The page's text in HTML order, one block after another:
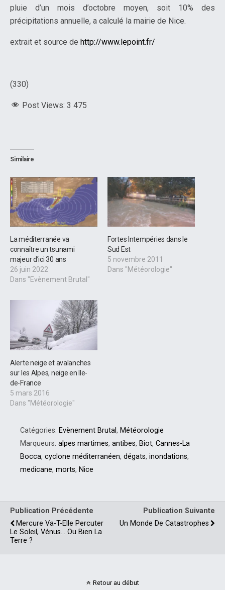
pluie d’un mois d’octobre moyen, soit 10% des
précipitations annuelle, a calculé la mairie de Nice.
extrait et source de http://www.lepoint.fr/
(330)
Post Views: 3 475
Similaire
La méditerranée va
connaître un tsunami
majeur d’ici 30 ans
26 juin 2022
Dans "Evènement Brutal"
Fortes Intempéries dans le
Sud Est
5 novembre 2011
Dans "Météorologie"
Alerte neige et avalanches
sur les Alpes, neige en Ile-
de-France
5 mars 2016
Dans "Météorologie"
Catégories: Evènement Brutal, Météorologie
Marqueurs: alpes martimes, antibes, Biot, Cannes-La
Bocca, cyclone méditerranéen, dégats, inondations,
medicane, morts, Nice
Publication Précédente
Mercure Va-T-Elle Percuter
Le Soleil, Vénus... Ou Bien La
Terre ?
Publication Suivante
Un Monde De Catastrophes
Retour au début